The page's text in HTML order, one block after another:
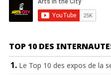
TOP 10 DES
Le Top 10 des expos de la